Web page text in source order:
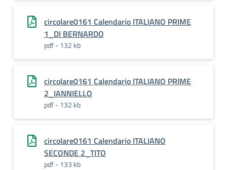
circolare0161 Calendario ITALIANO PRIME
1_DI BERNARDO
pdf - 132 kb
circolare0161 Calendario ITALIANO PRIME
2_IANNIELLO
pdf - 132 kb
circolare0161 Calendario ITALIANO
SECONDE 2_TITO
pdf - 133 kb